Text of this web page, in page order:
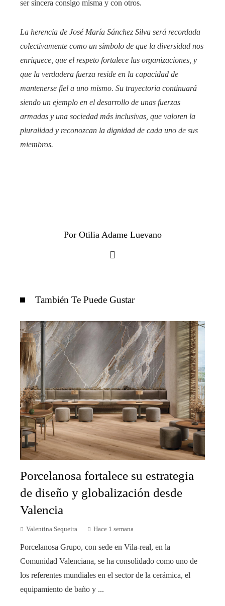
ser sincera consigo misma y con otros.
La herencia de José María Sánchez Silva será recordada
colectivamente como un símbolo de que la diversidad nos
enriquece, que el respeto fortalece las organizaciones, y
que la verdadera fuerza reside en la capacidad de
mantenerse fiel a uno mismo. Su trayectoria continuará
siendo un ejemplo en el desarrollo de unas fuerzas
armadas y una sociedad más inclusivas, que valoren la
pluralidad y reconozcan la dignidad de cada uno de sus
miembros.
Por Otilia Adame Luevano
También Te Puede Gustar
Porcelanosa fortalece su estrategia
de diseño y globalización desde
Valencia
Valentina Sequeira Hace 1 semana
Porcelanosa Grupo, con sede en Vila-real, en la
Comunidad Valenciana, se ha consolidado como uno de
los referentes mundiales en el sector de la cerámica, el
equipamiento de baño y ...